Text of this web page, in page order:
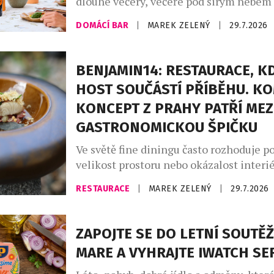
setkání s přáteli. Své pevné místo si
našich skleničkách. Česká republika je
jemně perlivého frizzante jí patří
místo. Mezinárodní den prosecca, který
připadá na […]
DOMÁCÍ BAR MAREK ZELENÝ 29.7.2026
BENJAMIN14: RESTAURACE,
HOST SOUČÁSTÍ PŘÍBĚHU.
KONCEPT Z PRAHY PATŘÍ
GASTRONOMICKOU ŠPIČKU
Ve světě fine diningu často rozhoduje
velikost prostoru nebo okázalost
roce 2018 v pražských Vršovicích, se
prostor pro pouhých deset hostů. Místo
servisu přišel osobní dialog. A místo
kuchyní a hostem vznikla restaurace,
RESTAURACE MAREK ZELENÝ 29.7.2026
ZAPOJTE SE DO LETNÍ
MARE A VYHRAJTE IWATCH